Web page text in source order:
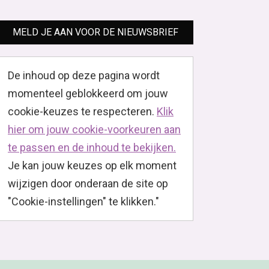
MELD JE AAN VOOR DE NIEUWSBRIEF
De inhoud op deze pagina wordt
momenteel geblokkeerd om jouw
cookie-keuzes te respecteren. Klik
hier om jouw cookie-voorkeuren aan
te passen en de inhoud te bekijken.
Je kan jouw keuzes op elk moment
wijzigen door onderaan de site op
"Cookie-instellingen" te klikken."